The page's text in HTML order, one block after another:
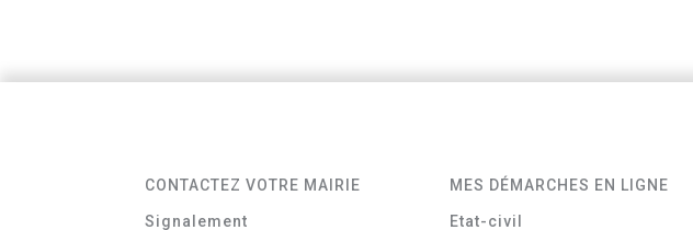
CONTACTEZ VOTRE MAIRIE
Signalement
MES DÉMARCHES EN LIGNE
Etat-civil